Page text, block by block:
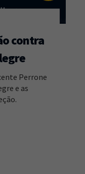
contra
Perrone
e as